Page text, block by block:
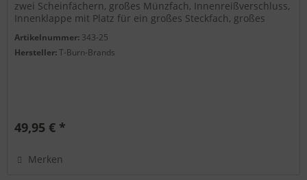
zwei Scheinfächern, großes Münzfach, Innenreißverschluss,
Innenklappe mit Platz für ein großes Steckfach, großes
Artikelnummer: 343-25
Hersteller:T-Burn-Brands
49,95 € *
Merken